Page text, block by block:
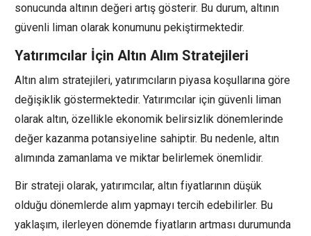
sonucunda altının değeri artış gösterir. Bu durum, altının
güvenli liman olarak konumunu pekiştirmektedir.
Yatırımcılar İçin Altın Alım Stratejileri
Altın alım stratejileri, yatırımcıların piyasa koşullarına göre
değişiklik göstermektedir. Yatırımcılar için güvenli liman
olarak altın, özellikle ekonomik belirsizlik dönemlerinde
değer kazanma potansiyeline sahiptir. Bu nedenle, altın
alımında zamanlama ve miktar belirlemek önemlidir.
Bir strateji olarak, yatırımcılar, altın fiyatlarının düşük
olduğu dönemlerde alım yapmayı tercih edebilirler. Bu
yaklaşım, ilerleyen dönemde fiyatların artması durumunda